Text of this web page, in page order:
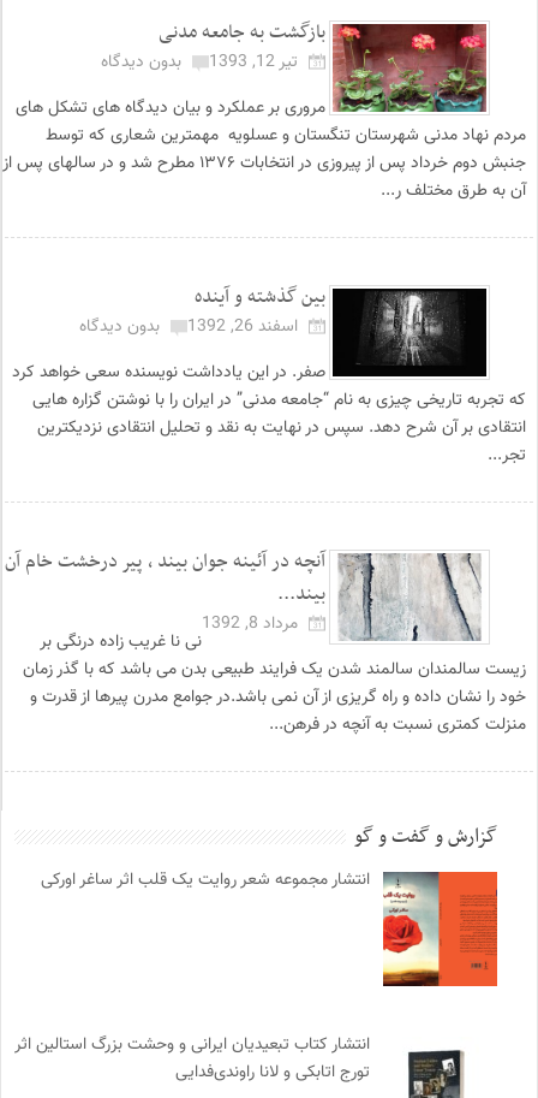
بازگشت به جامعه مدنی
تیر 12, 1393
بدون دیدگاه
مروری بر عملکرد و بیان دیدگاه های تشکل های
مردم نهاد مدنی شهرستان تنگستان و عسلویه مهمترین شعاری که توسط
جنبش دوم خرداد پس از پیروزی در انتخابات ۱۳۷۶ مطرح شد و در سالهای پس از
آن به طرق مختلف ر...
بین گذشته و آینده
اسفند 26, 1392
بدون دیدگاه
صفر. در این یادداشت نویسنده سعی خواهد کرد
که تجربه تاریخی چیزی به نام “جامعه مدنی” در ایران را با نوشتن گزاره هایی
انتقادی بر آن شرح دهد. سپس در نهایت به نقد و تحلیل انتقادی نزدیکترین
تجر...
آنچه در آئینه جوان بیند ، پیر درخشت خام آن
بیند...
مرداد 8, 1392
نی نا غریب زاده درنگی بر
زیست سالمندان سالمند شدن یک فرایند طبیعی بدن می باشد که با گذر زمان
خود را نشان داده و راه گریزی از آن نمی باشد.در جوامع مدرن پیرها از قدرت و
منزلت کمتری نسبت به آنچه در فرهن...
گزارش و گفت و گو
انتشار مجموعه شعر روایت یک قلب اثر ساغر اورکی
انتشار کتاب تبعیدیان ایرانی و وحشت بزرگ استالین اثر
تورج اتابکی و لانا راوندی‌فدایی